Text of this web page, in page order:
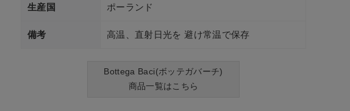
生産国 ポーランド
備考 高温、直射日光を 避け常温で保存
Bottega Baci(ボッテガバーチ)
商品一覧はこちら